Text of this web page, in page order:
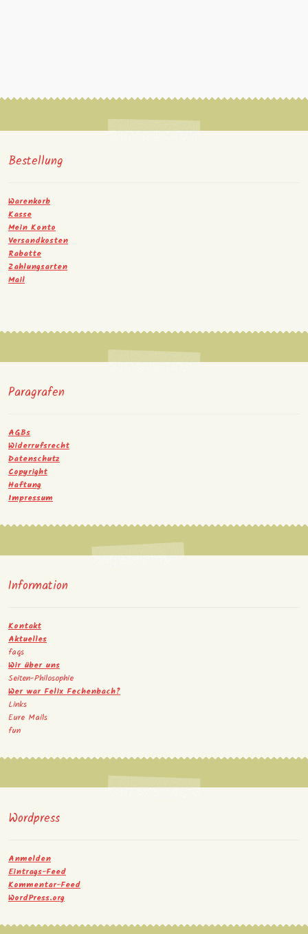
Bestellung
Warenkorb
Kasse
Mein Konto
Versandkosten
Rabatte
Zahlungsarten
Mail
Paragrafen
AGBs
Widerrufsrecht
Datenschutz
Copyright
Haftung
Impressum
Information
Kontakt
Aktuelles
faqs
Wir über uns
Seiten-Philosophie
Wer war Felix Fechenbach?
Links
Eure Mails
fun
Wordpress
Anmelden
Eintrags-Feed
Kommentar-Feed
WordPress.org